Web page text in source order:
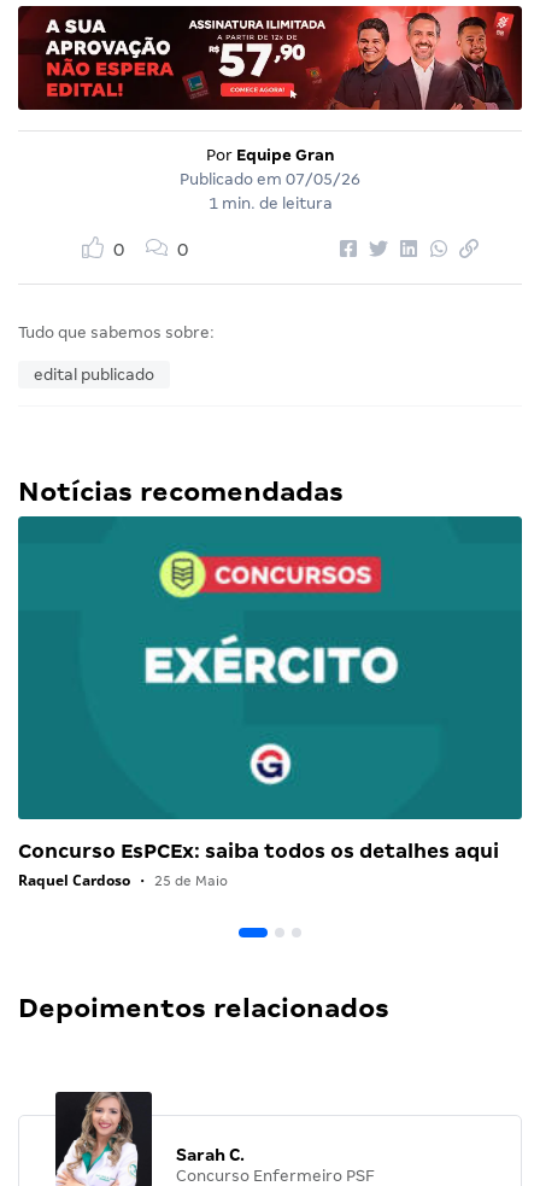
Por Equipe Gran
Publicado em 07/05/26
1 min. de leitura
0 0
Tudo que sabemos sobre:
edital publicado
Notícias recomendadas
Concurso EsPCEx: saiba todos os detalhes aqui
Raquel Cardoso • 25 de Maio
Depoimentos relacionados
Sarah C.
Concurso Enfermeiro PSF